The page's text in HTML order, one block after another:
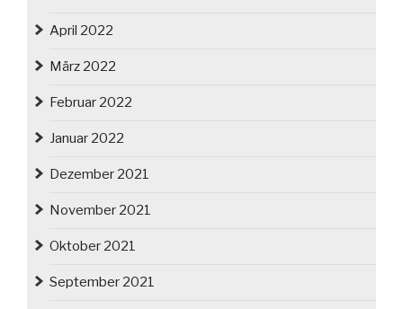
April 2022
März 2022
Februar 2022
Januar 2022
Dezember 2021
November 2021
Oktober 2021
September 2021